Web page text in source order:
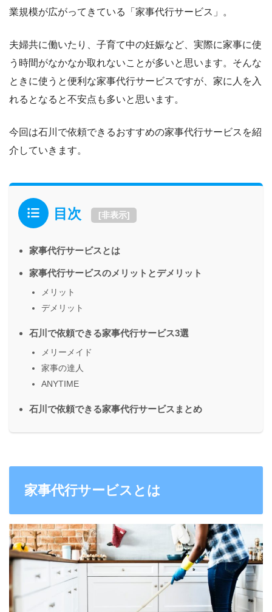
業規模が広がってきている「家事代行サービス」。
夫婦共に働いたり、子育て中の妊娠など、実際に家事に使
う時間がなかなか取れないことが多いと思います。そんな
ときに使うと便利な家事代行サービスですが、家に人を入
れるとなると不安点も多いと思います。
今回は石川で依頼できるおすすめの家事代行サービスを紹
介していきます。
目次 [非表示]
家事代行サービスとは
家事代行サービスのメリットとデメリット
メリット
デメリット
石川で依頼できる家事代行サービス3選
メリーメイド
家事の達人
ANYTIME
石川で依頼できる家事代行サービスまとめ
家事代行サービスとは